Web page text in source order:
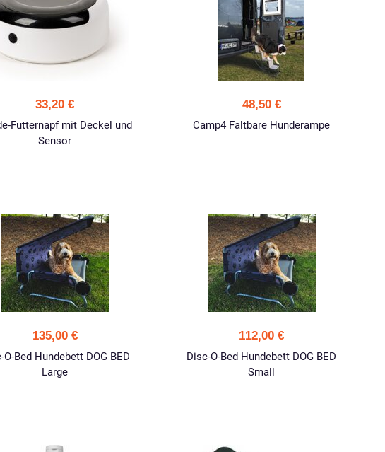
33,20 €
Futternapf mit Deckel und
Sensor
48,50 €
Camp4 Faltbare Hunderampe
135,00 €
O-Bed Hundebett DOG BED
Large
112,00 €
Disc-O-Bed Hundebett DOG BED
Small